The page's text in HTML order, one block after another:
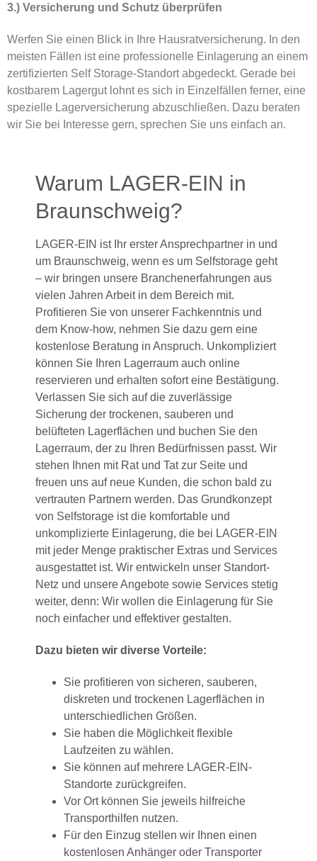
3.) Versicherung und Schutz überprüfen
Werfen Sie einen Blick in Ihre Hausratversicherung. In den
meisten Fällen ist eine professionelle Einlagerung an einem
zertifizierten Self Storage-Standort abgedeckt. Gerade bei
kostbarem Lagergut lohnt es sich in Einzelfällen ferner, eine
spezielle Lagerversicherung abzuschließen. Dazu beraten
wir Sie bei Interesse gern, sprechen Sie uns einfach an.
Warum LAGER-EIN in
Braunschweig?
LAGER-EIN ist Ihr erster Ansprechpartner in und
um Braunschweig, wenn es um Selfstorage geht
– wir bringen unsere Branchenerfahrungen aus
vielen Jahren Arbeit in dem Bereich mit.
Profitieren Sie von unserer Fachkenntnis und
dem Know-how, nehmen Sie dazu gern eine
kostenlose Beratung in Anspruch. Unkompliziert
können Sie Ihren Lagerraum auch online
reservieren und erhalten sofort eine Bestätigung.
Verlassen Sie sich auf die zuverlässige
Sicherung der trockenen, sauberen und
belüfteten Lagerflächen und buchen Sie den
Lagerraum, der zu Ihren Bedürfnissen passt. Wir
stehen Ihnen mit Rat und Tat zur Seite und
freuen uns auf neue Kunden, die schon bald zu
vertrauten Partnern werden. Das Grundkonzept
von Selfstorage ist die komfortable und
unkomplizierte Einlagerung, die bei LAGER-EIN
mit jeder Menge praktischer Extras und Services
ausgestattet ist. Wir entwickeln unser Standort-
Netz und unsere Angebote sowie Services stetig
weiter, denn: Wir wollen die Einlagerung für Sie
noch einfacher und effektiver gestalten.
Dazu bieten wir diverse Vorteile:
Sie profitieren von sicheren, sauberen,
diskreten und trockenen Lagerflächen in
unterschiedlichen Größen.
Sie haben die Möglichkeit flexible
Laufzeiten zu wählen.
Sie können auf mehrere LAGER-EIN-
Standorte zurückgreifen.
Vor Ort können Sie jeweils hilfreiche
Transporthilfen nutzen.
Für den Einzug stellen wir Ihnen einen
kostenlosen Anhänger oder Transporter